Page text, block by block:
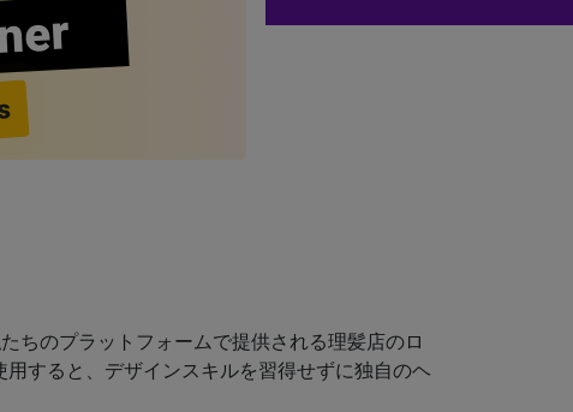
ちのプラットフォームで提供される理髪店のロ
用すると、デザインスキルを習得せずに独自のヘ